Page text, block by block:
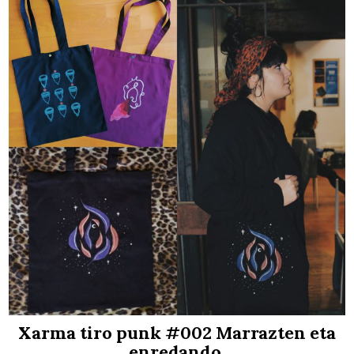
Xarma tiro punk #002 Marrazten eta